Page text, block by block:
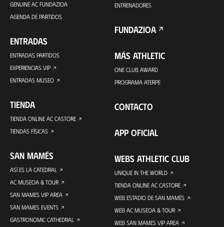
GENUINE AC FUNDAZIOA
AGENDA DE PARTIDOS
ENTRADAS
ENTRADAS PARTIDOS
EXPERIENCIAS VIP
ENTRADAS MUSEO
TIENDA
TIENDA ONLINE AC CASTORE
TIENDAS FÍSICAS
SAN MAMÉS
ASÍ ES LA CATEDRAL
AC MUSEOA & TOUR
SAN MAMES VIP AREA
SAN MAMES EVENTS
GASTRONOMIC CATHEDRAL
ENTRENADORES
FUNDAZIOA
MÁS ATHLETIC
ONE CLUB AWARD
PROGRAMA ATERPE
CONTACTO
APP OFICIAL
WEBS ATHLETIC CLUB
UNIQUE IN THE WORLD
TIENDA ONLINE AC CASTORE
WEB ESTADIO DE SAN MAMÉS
WEB AC MUSEOA & TOUR
WEB SAN MAMES VIP AREA